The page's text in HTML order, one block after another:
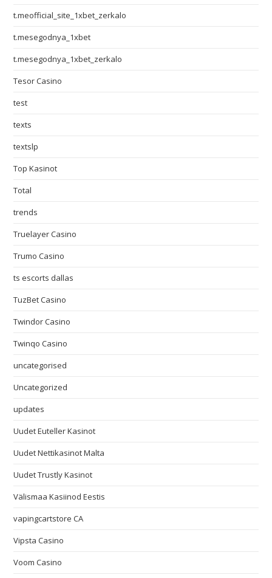
t.meofficial_site_1xbet_zerkalo
t.mesegodnya_1xbet
t.mesegodnya_1xbet_zerkalo
Tesor Casino
test
texts
textslp
Top Kasinot
Total
trends
Truelayer Casino
Trumo Casino
ts escorts dallas
TuzBet Casino
Twindor Casino
Twinqo Casino
uncategorised
Uncategorized
updates
Uudet Euteller Kasinot
Uudet Nettikasinot Malta
Uudet Trustly Kasinot
Välismaa Kasiinod Eestis
vapingcartstore CA
Vipsta Casino
Voom Casino